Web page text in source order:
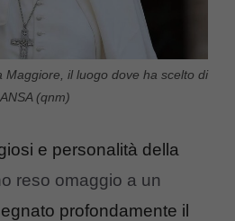
Maggiore, il luogo dove ha scelto di
(qnm)
e personalità della
reso omaggio a un
profondamente il